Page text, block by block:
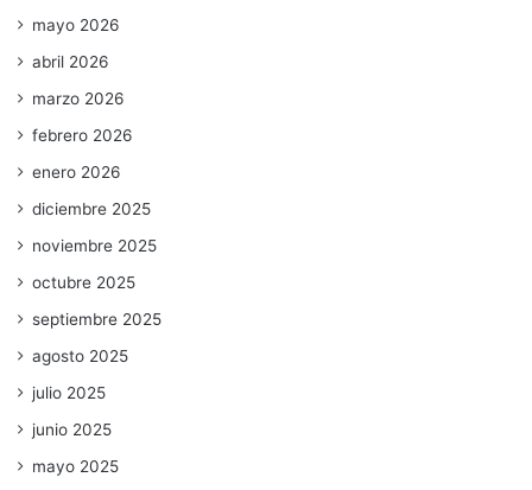
mayo 2026
abril 2026
marzo 2026
febrero 2026
enero 2026
diciembre 2025
noviembre 2025
octubre 2025
septiembre 2025
agosto 2025
julio 2025
junio 2025
mayo 2025